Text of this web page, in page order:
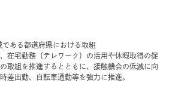
ある都道府県における取組
在宅勤務（テレワーク）の活用や休暇取得の促
取組を推進するとともに、接触機会の低減に向
差出勤、自転車通勤等を強力に推進。